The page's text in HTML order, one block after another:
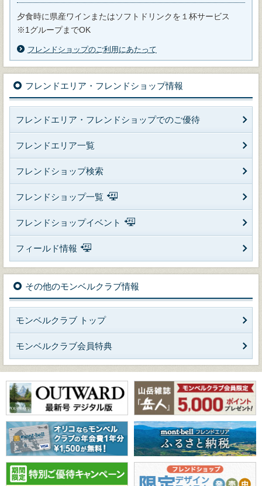
夕食時に県産ワインまたはソフトドリンクを１杯サービス
※1グループまでOK
フレンドショップのご利用にあたって
フレンドエリア・フレンドショップ情報
フレンドエリア・フレンドショップでのご優待
フレンドエリア一覧
フレンドショップ検索
フレンドショップ一覧
フレンドショップイベント
フィールド情報
その他のモンベルクラブ情報
モンベルクラブ トップ
モンベルクラブ会員特典